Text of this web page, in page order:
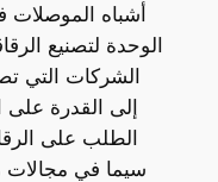
أشباه
الوحدة لتصنيع
الشركات التي
إلى القدرة على
الطلب على
سيما في مجالات